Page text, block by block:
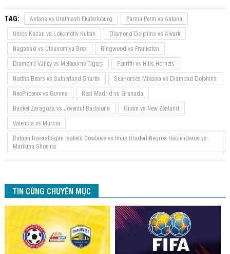
TAG: Astana vs Uralmash Ekaterinburg
Parma Perm vs Astana
Unics Kazan vs Lokomotiv Kuban
Diamond Dolphins vs Alvark
Nagasaki vs Utsunomiya Brex
Ringwood vs Frankston
Diamond Valley vs Melbourne Tigers
Penrith vs Hills Hornets
Norths Bears vs Sutherland Sharks
SeaHorses Mikawa vs Diamond Dolphins
NeoPhoenix vs Gunma
Real Madrid vs Granada
Basket Zaragoza vs Joventut Badalona
Guam vs New Zealand
Valencia vs Murcia
Bataan RisersIlagan Isabela Cowboys vs Imus BraderhNegros Hacienderos vs
Marikina Shoema
TIN CÙNG CHUYÊN MỤC